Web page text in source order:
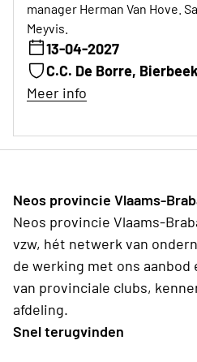
manager Herman Van Hove.
Meyvis.
13-04-2027
C.C. De Borre, Bierbeek
Meer info
Neos provincie Vlaams-
Neos provincie Vlaams-
vzw, hét netwerk van
de werking met ons
van provinciale clubs,
afdeling.
Snel terugvinden